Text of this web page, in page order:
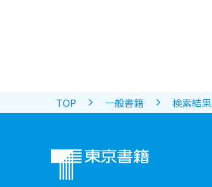
TOP 一般書籍 検索結果